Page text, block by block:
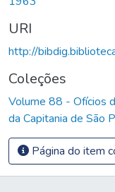
URI
http://
Coleções
Volume 88 - Ofícios
da Capitania de São
Página do item